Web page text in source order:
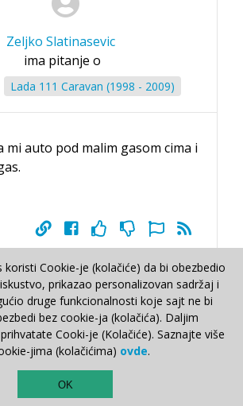
Zeljko Slatinasevic
ima pitanje o
Lada 111 Caravan (1998 - 2009)
mi auto pod malim gasom cima i
2017.
kablove,meni se je to desavalo na
obrtajima da pocne onako da cima dok
koristi Cookie-je (kolačiće) da bi obezbedio
prikazao personalizovan sadržaj i
druge funkcionalnosti koje sajt ne bi
bez cookie-ja (kolačića). Daljim
Cooki-je (Kolačiće). Saznajte više
jima (kolačićima) ovde.
OK